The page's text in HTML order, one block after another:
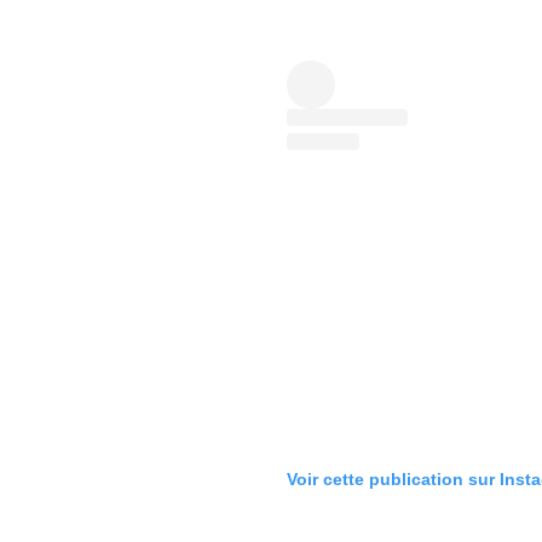
Voir cette publication sur